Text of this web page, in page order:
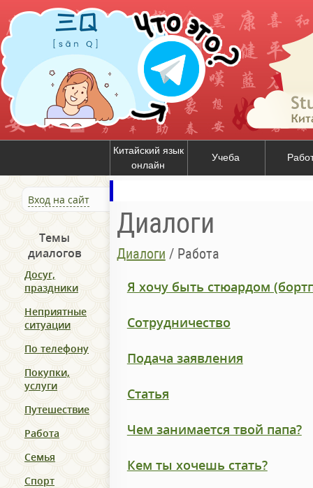
Китайский язык
онлайн
Учеба
Вход на сайт
Темы
диалогов
Досуг,
праздники
Неприятные
ситуации
По телефону
Покупки,
услуги
Путешествие
Работа
Семья
Спорт
Диалоги
Диалоги / Работа
Я хочу быть стюардом
Сотрудничество
Подача заявления
Статья
Чем занимается твой папа?
Кем ты хочешь стать?